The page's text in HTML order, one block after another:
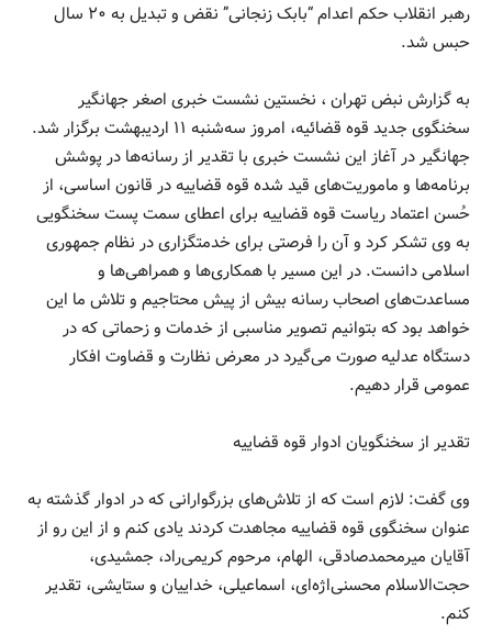
رهبر انقلاب حکم اعدام “بابک زنجانی” نقض و تبدیل به ۲۰ سال
حبس شد.
به گزارش نبض تهران ، نخستین نشست خبری اصغر جهانگیر
سخنگوی جدید قوه قضائیه، امروز سه‌شنبه ۱۱ اردیبهشت برگزار شد.
جهانگیر در آغاز این نشست خبری با تقدیر از رسانه‌ها در پوشش
برنامه‌ها و ماموریت‌های قید شده قوه قضاییه در قانون اساسی، از
حُسن اعتماد ریاست قوه قضاییه برای اعطای سمت پست سخنگویی
به وی تشکر کرد و آن را فرصتی برای خدمتگزاری در نظام جمهوری
اسلامی دانست. در این مسیر با همکاری‌ها و همراهی‌ها و
مساعدت‌های اصحاب رسانه بیش از پیش محتاجیم و تلاش ما این
خواهد بود که بتوانیم تصویر مناسبی از خدمات و زحماتی که در
دستگاه عدلیه صورت می‌گیرد در معرض نظارت و قضاوت افکار
عمومی قرار دهیم.
تقدیر از سخنگویان ادوار قوه قضاییه
وی گفت: لازم است که از تلاش‌های بزرگوارانی که در ادوار گذشته به
عنوان سخنگوی قوه قضاییه مجاهدت کردند یادی کنم و از این رو از
آقایان میرمحمدصادقی، الهام، مرحوم کریمی‌راد، جمشیدی،
حجت‌الاسلام محسنی‌اژه‌ای، اسماعیلی، خداییان و ستایشی، تقدیر
کنم.